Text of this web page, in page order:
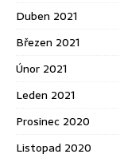
Duben 2021
Březen 2021
Únor 2021
Leden 2021
Prosinec 2020
Listopad 2020